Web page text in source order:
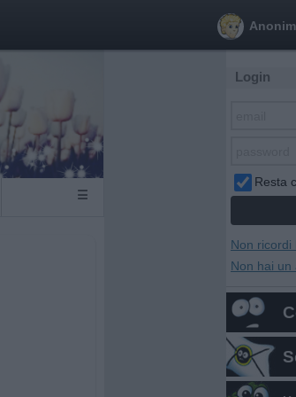
☰
Login
Resta
Non ricordi
Non hai un